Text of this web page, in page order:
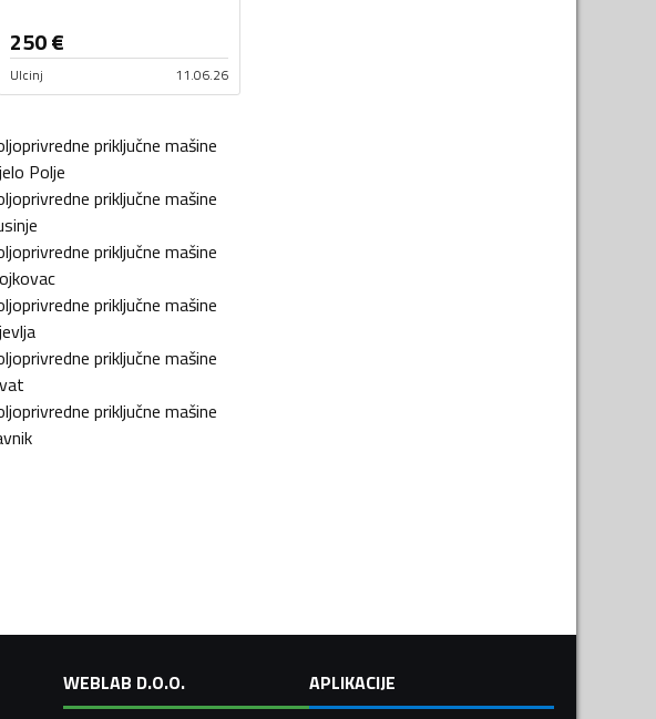
250€
Ulcinj 11.06.26
priključne mašine
Polje
priključne mašine
priključne mašine
priključne mašine
priključne mašine
priključne mašine
WEBLAB D.O.O.
APLIKACIJE